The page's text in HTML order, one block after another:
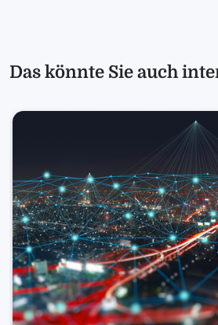
Das könnte Sie auch